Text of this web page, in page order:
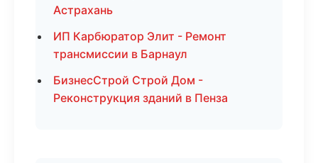
Астрахань
ИП Карбюратор Элит - Ремонт
трансмиссии в Барнаул
БизнесСтрой Строй Дом -
Реконструкция зданий в Пенза